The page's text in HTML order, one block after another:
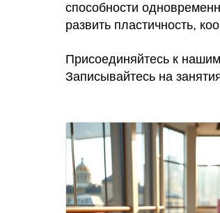
способности
развить пластичность,
Присоединяйтесь к
Записывайтесь на